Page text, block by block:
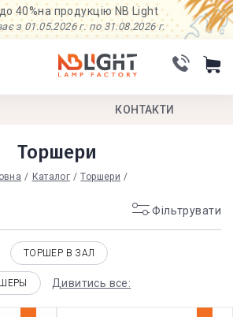
40%на продукцію NB Light
з 01.05.2026 г. по 31.08.2026 г.
КОНТАКТИ
Торшери
Каталог Торшери
Фільтрувати
ТОРШЕР В ЗАЛ
Дивитись все: